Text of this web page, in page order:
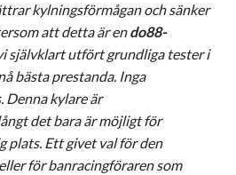
kylningsförmågan och sänker
att detta är endo88-
självklart utfört grundliga tester i
bästa prestanda. Inga
Denna kylare är
det bara är möjligt för
plats. Ett givet val för den
för banracingföraren som